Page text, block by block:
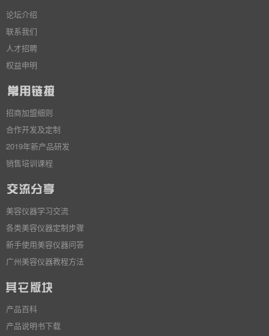
论坛介绍
联系我们
人才招聘
权益申明
招商加盟细则
合作开发及定制
2019年新产品研发
销售培训课程
美容仪器学习交流
各类美容仪器定制步骤
新手使用美容仪器问答
广州美容仪器教程方法
产品百科
产品说明书下载